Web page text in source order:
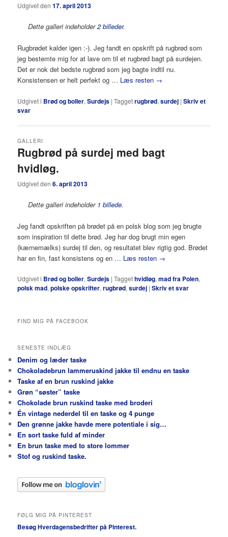
Udgivet den17. april 2013
Dette galleri indeholder2 billeder.
Rugbrødet kalder igen :-). Jeg fandt en opskrift på rugbrød som
jeg bestemte mig for at lave om til et rugbrød bagt på surdejen.
Det er nok det bedste rugbrød som jeg bagte indtil nu.
Konsistensen er helt perfekt og … Læs resten →
Udgivet i Brød og boller,Surdejs |Taggetrugbrød,surdej |Skriv et
svar
Rugbrød på surdej med bagt
hvidløg.
GALLERI
Udgivet den6. april 2013
Dette galleri indeholder 1 billede.
Jeg fandt opskriften på brødet på en polsk blog som jeg brugte
som inspiration til dette brød. Jeg har dog brugt min egen
(kærnemælks) surdej til den, og resultatet blev rigtig god. Brødet
har en fin, fast konsistens og en … Læs resten →
Udgivet i Brød og boller,Surdejs |Taggethvidløg,mad fra Polen,
polsk mad,polske opskrifter,rugbrød,surdej |Skriv et svar
FIND MIG PÅ FACEBOOK
SENESTE INDLÆG
Denim og læder taske
Chokoladebrun lammeruskind jakke til endnu en taske
Taske af en brun ruskind jakke
Grøn “søster” taske
Chokolade brun ruskind taske med broderi
Én vintage nederdel til en taske og 4 punge
Den grønne jakke havde mere potentiale i sig…
En sort taske fuld af minder
En brun taske med to store lommer
Stof og ruskind taske.
FØLG MIG PÅ PINTEREST
Besøg Hverdagensbedrifter på Pinterest.